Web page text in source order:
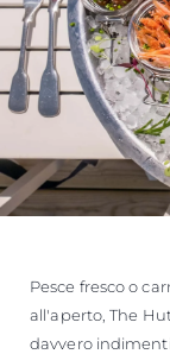
Pesce fresco o
all'aperto, The
davvero